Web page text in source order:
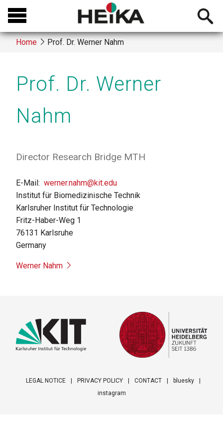
Skip
main
content
Open
Breadcrumb
Home Prof. Dr. Werner Nahm
Prof. Dr. Werner
Nahm
Director Research Bridge MTH
E-Mail werner.nahm@kit.edu
Institut für Biomedizinische Technik
Karlsruher Institut für Technologie
Fritz-Haber-Weg 1
76131 Karlsruhe
Germany
Werner Nahm
LEGAL NOTICE PRIVACY POLICY CONTACT
bluesky
instagram